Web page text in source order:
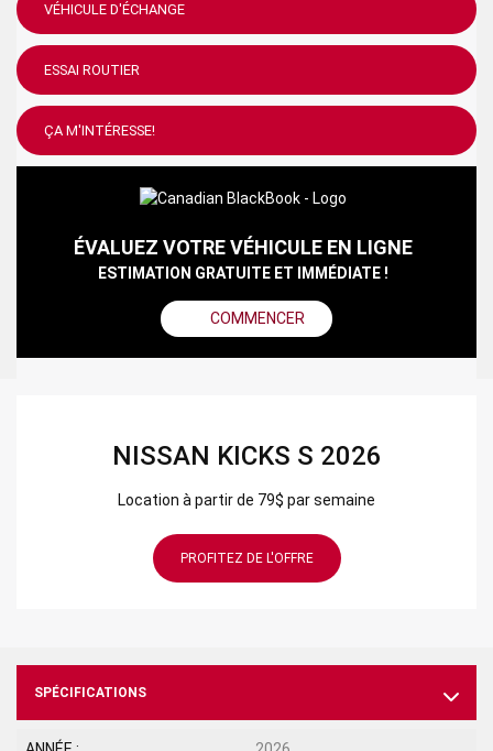
SPÉCIFICATIONS
VÉHICULE D'ÉCHANGE
ESSAI ROUTIER
ÇA M'INTÉRESSE!
ÉVALUEZ VOTRE VÉHICULE EN LIGNE
ESTIMATION GRATUITE ET IMMÉDIATE !
COMMENCER
NISSAN KICKS S 2026
Location à partir de 79$ par semaine
PROFITEZ DE L'OFFRE